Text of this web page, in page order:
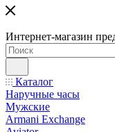
Интернет-магазин
Каталог
Наручные часы
Мужские
Armani Exchange